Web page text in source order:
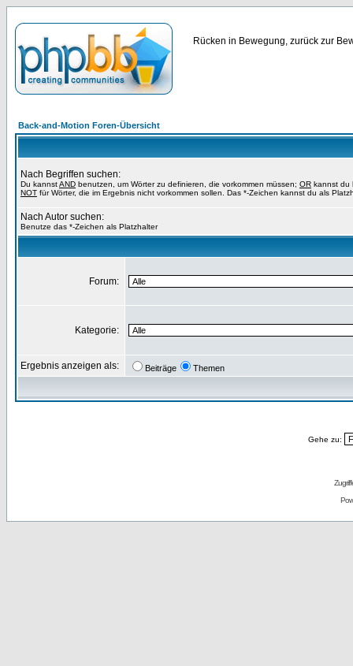
Rücken in Bewegung, zurück zur
Back-and-Motion Foren-Übersicht
Nach Begriffen suchen:
Du kannstAND benutzen, um Wörter zu definieren, die vorkommen müssen; OR kannst du
NOT für Wörter, die im Ergebnis nicht vorkommen sollen. Das *-Zeichen kannst du als
Nach Autor suchen:
Benutze das *-Zeichen als Platzhalter
Forum:
Kategorie:
Ergebnis anzeigen als: Beiträge Themen
Gehe zu: